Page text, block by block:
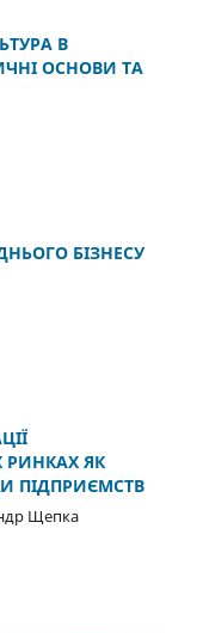
В
ОСНОВИ ТА
БІЗНЕСУ
РИНКАХ ЯК
ПІДПРИЄМСТВ
Щепка